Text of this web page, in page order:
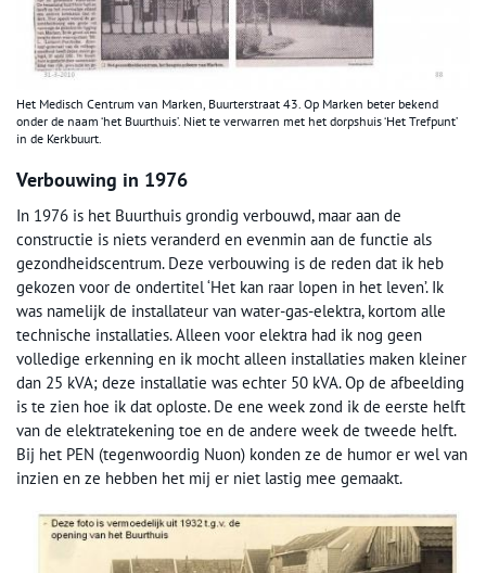
Het Medisch Centrum van Marken, Buurterstraat 43. Op Marken beter bekend
onder de naam ‘het Buurthuis’. Niet te verwarren met het dorpshuis ‘Het Trefpunt’
in de Kerkbuurt.
Verbouwing in 1976
In 1976 is het Buurthuis grondig verbouwd, maar aan de
constructie is niets veranderd en evenmin aan de functie als
gezondheidscentrum. Deze verbouwing is de reden dat ik heb
gekozen voor de ondertitel ‘Het kan raar lopen in het leven’. Ik
was namelijk de installateur van water-gas-elektra, kortom alle
technische installaties. Alleen voor elektra had ik nog geen
volledige erkenning en ik mocht alleen installaties maken kleiner
dan 25 kVA; deze installatie was echter 50 kVA. Op de afbeelding
is te zien hoe ik dat oploste. De ene week zond ik de eerste helft
van de elektratekening toe en de andere week de tweede helft.
Bij het PEN (tegenwoordig Nuon) konden ze de humor er wel van
inzien en ze hebben het mij er niet lastig mee gemaakt.